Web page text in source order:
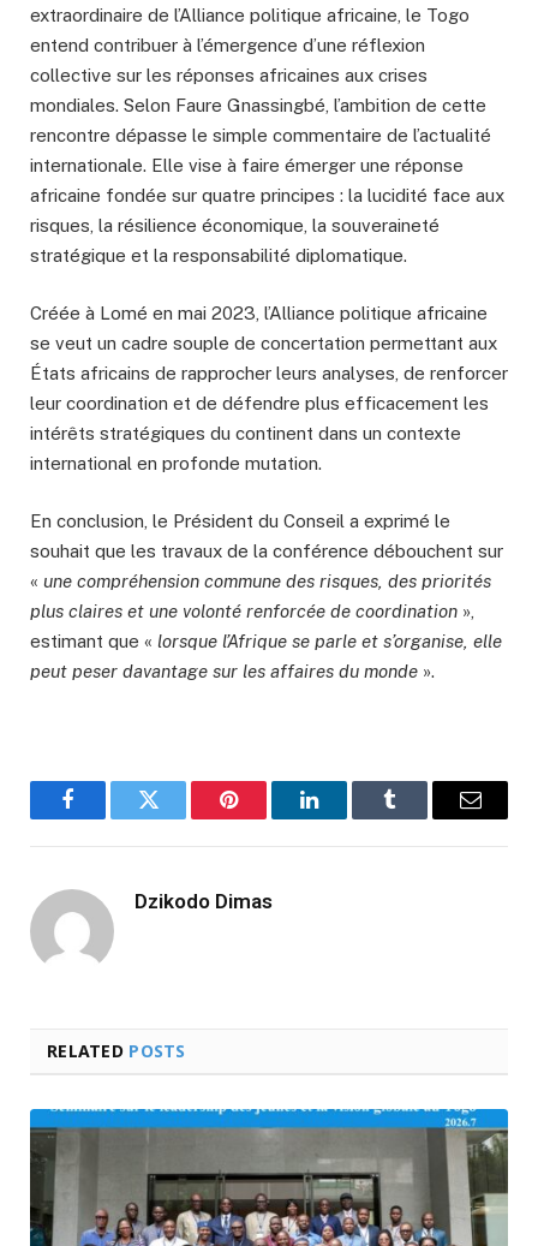
extraordinaire de l’Alliance politique africaine, le Togo
entend contribuer à l’émergence d’une réflexion
collective sur les réponses africaines aux crises
mondiales. Selon Faure Gnassingbé, l’ambition de cette
rencontre dépasse le simple commentaire de l’actualité
internationale. Elle vise à faire émerger une réponse
africaine fondée sur quatre principes : la lucidité face aux
risques, la résilience économique, la souveraineté
stratégique et la responsabilité diplomatique.
Créée à Lomé en mai 2023, l’Alliance politique africaine
se veut un cadre souple de concertation permettant aux
États africains de rapprocher leurs analyses, de renforcer
leur coordination et de défendre plus efficacement les
intérêts stratégiques du continent dans un contexte
international en profonde mutation.
En conclusion, le Président du Conseil a exprimé le
souhait que les travaux de la conférence débouchent sur
« une compréhension commune des risques, des priorités
plus claires et une volonté renforcée de coordination »,
estimant que « lorsque l’Afrique se parle et s’organise, elle
peut peser davantage sur les affaires du monde ».
FacebookTwitter Pinterest LinkedInTumblr Email
Dzikodo Dimas
RELATED POSTS